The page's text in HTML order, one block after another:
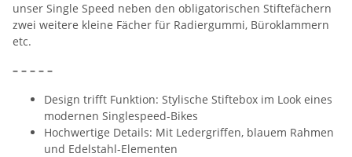
unser Single Speed neben den obligatorischen Stiftefächern
zwei weitere kleine Fächer für Radiergummi, Büroklammern
etc.
– – – – –
Design trifft Funktion: Stylische Stiftebox im Look eines
modernen Singlespeed-Bikes
Hochwertige Details: Mit Ledergriffen, blauem Rahmen
und Edelstahl-Elementen